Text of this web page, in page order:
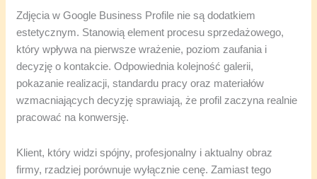
Zdjęcia w Google Business Profile nie są dodatkiem
estetycznym. Stanowią element procesu sprzedażowego,
który wpływa na pierwsze wrażenie, poziom zaufania i
decyzję o kontakcie. Odpowiednia kolejność galerii,
pokazanie realizacji, standardu pracy oraz materiałów
wzmacniających decyzję sprawiają, że profil zaczyna realnie
pracować na konwersję.
Klient, który widzi spójny, profesjonalny i aktualny obraz
firmy, rzadziej porównuje wyłącznie cenę. Zamiast tego